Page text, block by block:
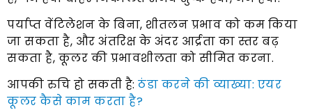
पर्याप्त वेंटिलेशन के बिना, शीतलन प्रभाव को कम किया
जा सकता है, और अंतरिक्ष के अंदर आर्द्रता का स्तर बढ़
सकता है, कूलर की प्रभावशीलता को सीमित करना.
आपकी रुचि हो सकती है: ठंडा करने की व्याख्या: एयर
कूलर कैसे काम करता है?